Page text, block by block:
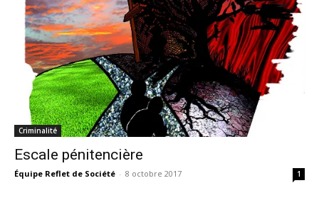
Criminalité
Escale pénitencière
Équipe Reflet de Société - 8 octobre 2017 1